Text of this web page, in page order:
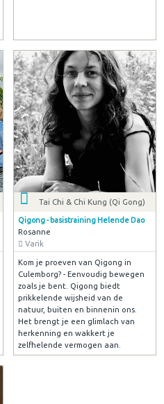
Tai Chi & Chi Kung (Qi Gong)
Qigong - basistraining Helende Dao
Rosanne
Varik
Kom je proeven van Qigong in
Culemborg? - Eenvoudig bewegen
zoals je bent. Qigong biedt
prikkelende wijsheid van de
natuur, buiten en binnenin ons.
Het brengt je een glimlach van
herkenning en wakkert je
zelfhelende vermogen aan.